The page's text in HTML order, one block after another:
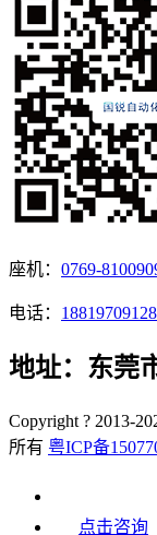
座机： 0769-
电话：
地址：东莞
Copyright ? 2013-
所有 粤ICP备
点击咨询